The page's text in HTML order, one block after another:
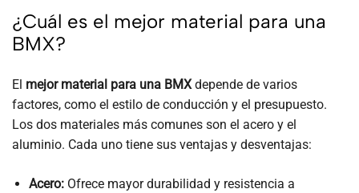
¿Cuál es el mejor material para una
BMX?
El mejor material para una BMXdepende de varios
factores, como el estilo de conducción y el presupuesto.
Los dos materiales más comunes son el acero y el
aluminio. Cada uno tiene sus ventajas y desventajas:
Acero:Ofrece mayor durabilidad y resistencia a